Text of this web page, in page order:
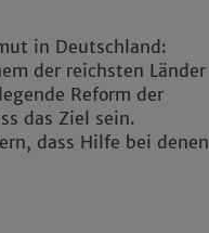
in Deutschland:
der reichsten Länder
Reform der
das Ziel sein.
dass Hilfe bei denen